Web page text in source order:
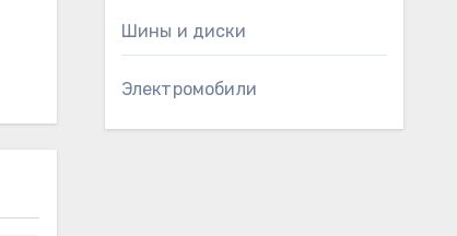
Шины и диски
Электромобили